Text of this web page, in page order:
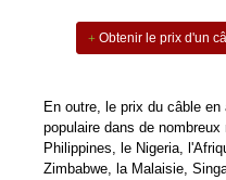
Obtenir le prix d'un
En outre, le prix du câble
populaire dans de
Philippines, le Nigeria,
Zimbabwe, la Malaisie,